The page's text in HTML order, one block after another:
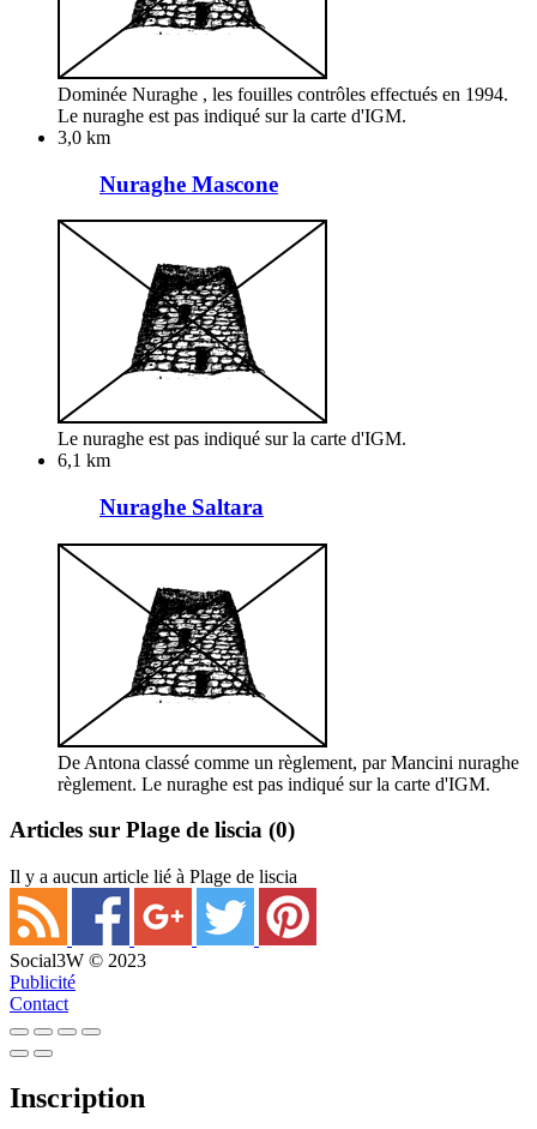
Dominée Nuraghe , les fouilles contrôles effectués en 1994.
Le nuraghe est pas indiqué sur la carte d'IGM.
3,0 km
Nuraghe Mascone
Le nuraghe est pas indiqué sur la carte d'IGM.
6,1 km
Nuraghe Saltara
De Antona classé comme un règlement, par Mancini nuraghe
règlement. Le nuraghe est pas indiqué sur la carte d'IGM.
Articles sur Plage de liscia (0)
Il y a aucun article lié à Plage de liscia
Social3W © 2023
Publicité
Contact
Inscription